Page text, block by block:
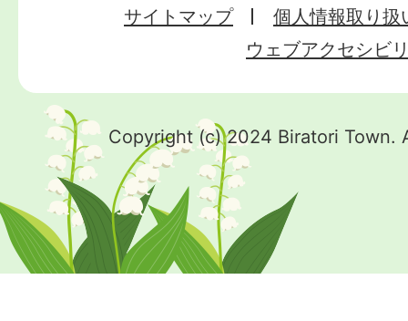
サイトマップ
個人情報取り扱
ウェブアクセシビ
Copyright (c) 2024 Biratori Town.